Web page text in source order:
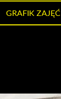
GRAFIK ZAJĘĆ